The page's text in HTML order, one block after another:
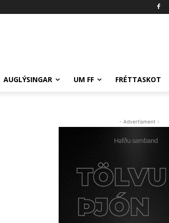
AUGLÝSINGAR UM FF FRÉTTASKOT
- Advertisment -